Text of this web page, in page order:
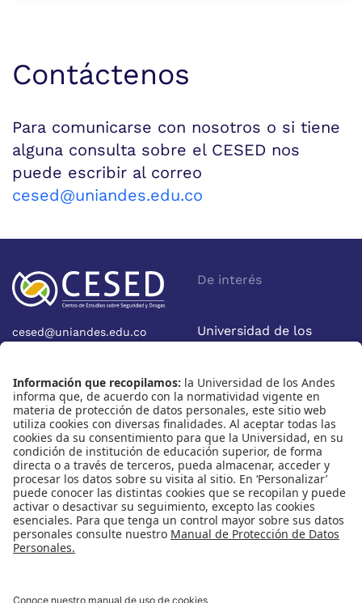
Contáctenos
Para comunicarse con nosotros o si tiene
alguna consulta sobre el CESED nos
puede escribir al correo
cesed@uniandes.edu.co
cesed@uniandes.edu.co
Bogotá - Colombia
De interés
Universidad de los
Facultad de Economía
Nosotros
Quiénes somos
Eventos
Cursos
Nuestras redes
Instagram
X
Linkedin